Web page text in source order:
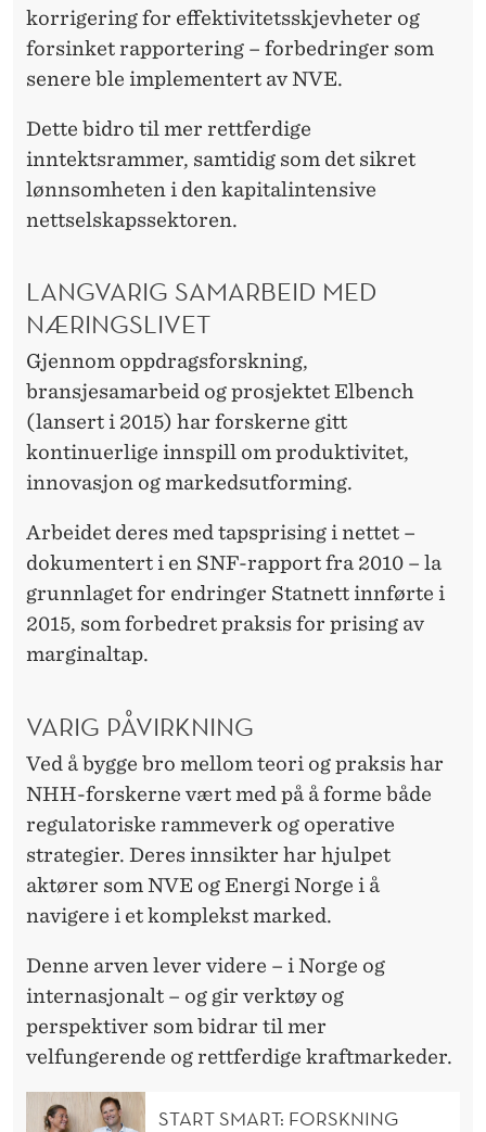
korrigering for effektivitetsskjevheter og
forsinket rapportering – forbedringer som
senere ble implementert av NVE.
Dette bidro til mer rettferdige
inntektsrammer, samtidig som det sikret
lønnsomheten i den kapitalintensive
nettselskapssektoren.
LANGVARIG SAMARBEID MED
NÆRINGSLIVET
Gjennom oppdragsforskning,
bransjesamarbeid og prosjektet Elbench
(lansert i 2015) har forskerne gitt
kontinuerlige innspill om produktivitet,
innovasjon og markedsutforming.
Arbeidet deres med tapsprising i nettet –
dokumentert i en SNF-rapport fra 2010 – la
grunnlaget for endringer Statnett innførte i
2015, som forbedret praksis for prising av
marginaltap.
VARIG PÅVIRKNING
Ved å bygge bro mellom teori og praksis har
NHH-forskerne vært med på å forme både
regulatoriske rammeverk og operative
strategier. Deres innsikter har hjulpet
aktører som NVE og Energi Norge i å
navigere i et komplekst marked.
Denne arven lever videre – i Norge og
internasjonalt – og gir verktøy og
perspektiver som bidrar til mer
velfungerende og rettferdige kraftmarkeder.
START SMART: FORSKNING